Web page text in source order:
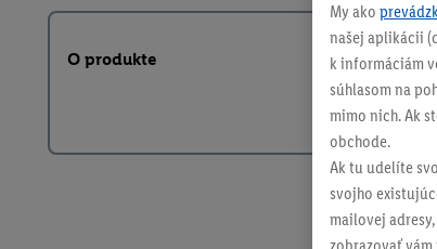
O produkte
My ako
našej aplikácii
k informáciám
súhlasom na
mimo nich. Ak
obchode.
Ak tu udelíte
svojho
mailovej